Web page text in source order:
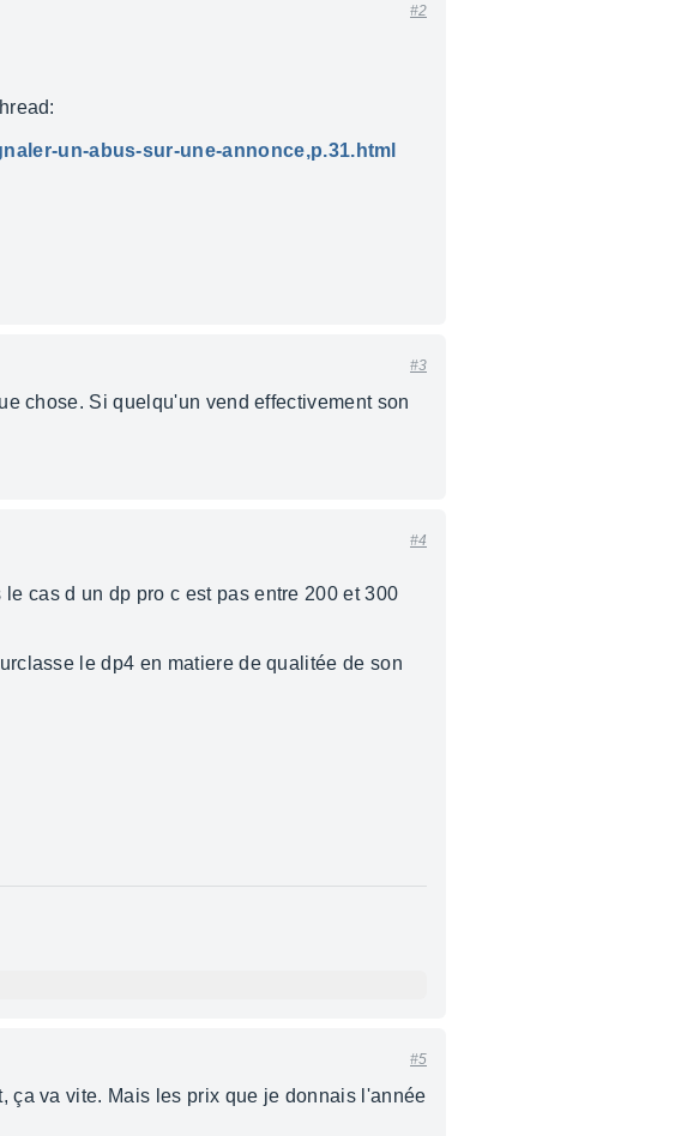
#2
un-abus-sur-une-annonce,p.31.html
#3
chose. Si quelqu'un vend effectivement son
#4
cas d un dp pro c est pas entre 200 et 300
le dp4 en matiere de qualitée de son
#5
ça va vite. Mais les prix que je donnais l'année